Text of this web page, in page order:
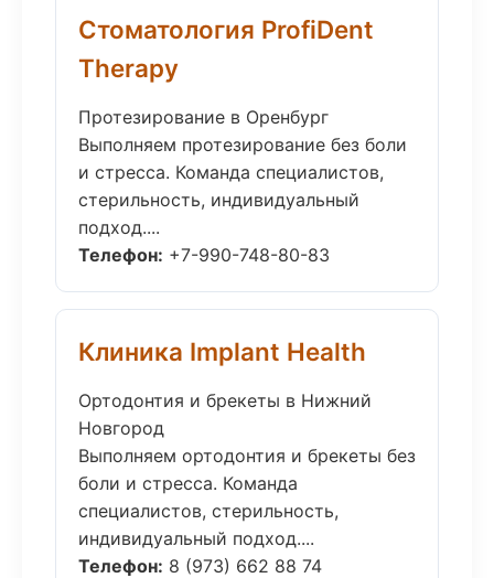
Стоматология ProfiDent
Therapy
Протезирование в Оренбург
Выполняем протезирование без боли
и стресса. Команда специалистов,
стерильность, индивидуальный
подход....
Телефон: +7-990-748-80-83
Клиника Implant Health
Ортодонтия и брекеты в Нижний
Новгород
Выполняем ортодонтия и брекеты без
боли и стресса. Команда
специалистов, стерильность,
индивидуальный подход....
Телефон: 8 (973) 662 88 74